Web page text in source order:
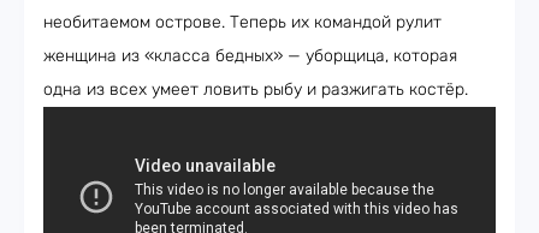
необитаемом острове. Теперь их командой рулит
женщина из «класса бедных» — уборщица, которая
одна из всех умеет ловить рыбу и разжигать костёр.